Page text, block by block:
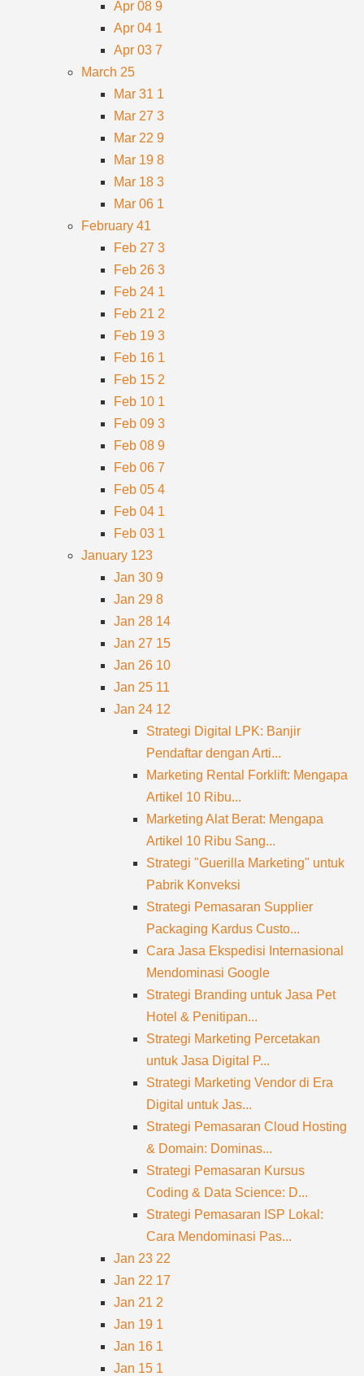
Apr 08 9
Apr 04 1
Apr 03 7
March 25
Mar 31 1
Mar 27 3
Mar 22 9
Mar 19 8
Mar 18 3
Mar 06 1
February 41
Feb 27 3
Feb 26 3
Feb 24 1
Feb 21 2
Feb 19 3
Feb 16 1
Feb 15 2
Feb 10 1
Feb 09 3
Feb 08 9
Feb 06 7
Feb 05 4
Feb 04 1
Feb 03 1
January 123
Jan 30 9
Jan 29 8
Jan 28 14
Jan 27 15
Jan 26 10
Jan 25 11
Jan 24 12
Strategi Digital LPK: Banjir
Pendaftar dengan Arti...
Marketing Rental Forklift: Mengapa
Artikel 10 Ribu...
Marketing Alat Berat: Mengapa
Artikel 10 Ribu Sang...
Strategi "Guerilla Marketing" untuk
Pabrik Konveksi
Strategi Pemasaran Supplier
Packaging Kardus Custo...
Cara Jasa Ekspedisi Internasional
Mendominasi Google
Strategi Branding untuk Jasa Pet
Hotel & Penitipan...
Strategi Marketing Percetakan
untuk Jasa Digital P...
Strategi Marketing Vendor di Era
Digital untuk Jas...
Strategi Pemasaran Cloud Hosting
& Domain: Dominas...
Strategi Pemasaran Kursus
Coding & Data Science: D...
Strategi Pemasaran ISP Lokal:
Cara Mendominasi Pas...
Jan 23 22
Jan 22 17
Jan 21 2
Jan 19 1
Jan 16 1
Jan 15 1